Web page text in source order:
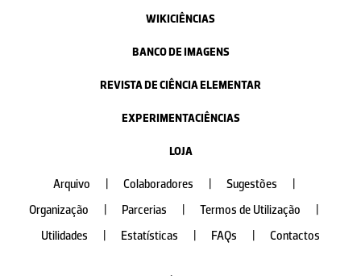
WIKICIÊNCIAS
BANCO DE IMAGENS
REVISTA DE CIÊNCIA ELEMENTAR
EXPERIMENTACIÊNCIAS
LOJA
Arquivo Colaboradores Sugestões
Organização
Parcerias Termos de Utilização
Utilidades
Estatísticas FAQs Contactos